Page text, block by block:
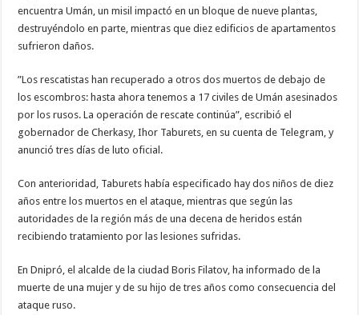
encuentra Umán, un misil impactó en un bloque de nueve plantas,
destruyéndolo en parte, mientras que diez edificios de apartamentos
sufrieron daños.
”Los rescatistas han recuperado a otros dos muertos de debajo de
los escombros: hasta ahora tenemos a 17 civiles de Umán asesinados
por los rusos. La operación de rescate continúa”, escribió el
gobernador de Cherkasy, Ihor Taburets, en su cuenta de Telegram, y
anunció tres días de luto oficial.
Con anterioridad, Taburets había especificado hay dos niños de diez
años entre los muertos en el ataque, mientras que según las
autoridades de la región más de una decena de heridos están
recibiendo tratamiento por las lesiones sufridas.
En Dnipró, el alcalde de la ciudad Boris Filatov, ha informado de la
muerte de una mujer y de su hijo de tres años como consecuencia del
ataque ruso.